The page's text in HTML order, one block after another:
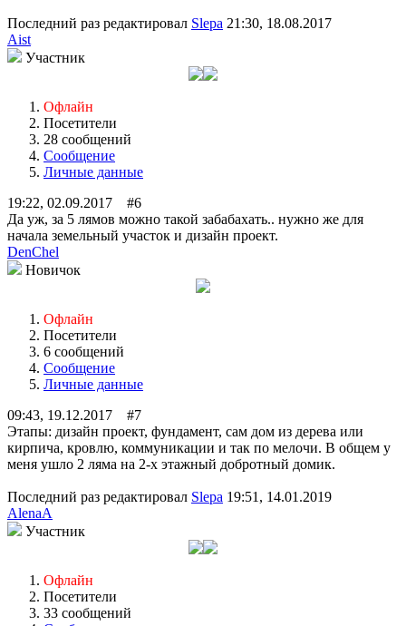
Последний раз редактировал Slepa 21:30, 18.08.2017
Aist
Участник
Офлайн
Посетители
28 сообщений
Сообщение
Личные данные
19:22, 02.09.2017 #6
Да уж, за 5 лямов можно такой забабахать.. нужно же для
начала земельный участок и дизайн проект.
DenChel
Новичок
Офлайн
Посетители
6 сообщений
Сообщение
Личные данные
09:43, 19.12.2017 #7
Этапы: дизайн проект, фундамент, сам дом из дерева или
кирпича, кровлю, коммуникации и так по мелочи. В общем у
меня ушло 2 ляма на 2-х этажный добротный домик.
Последний раз редактировал Slepa 19:51, 14.01.2019
AlenaA
Участник
Офлайн
Посетители
33 сообщений